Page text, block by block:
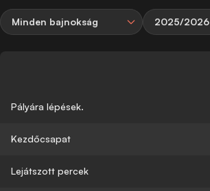
Minden bajnokság 2025/2026
Pályára lépések.
Kezdőcsapat
Lejátszott percek